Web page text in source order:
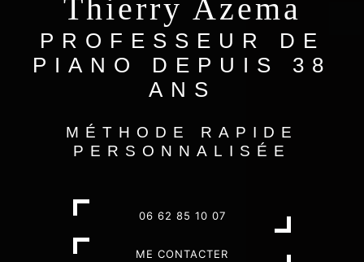
Thierry Azema
PROFESSEUR DE
PIANO DEPUIS 38
ANS
MÉTHODE RAPIDE
PERSONNALISÉE
06 62 85 10 07
ME CONTACTER